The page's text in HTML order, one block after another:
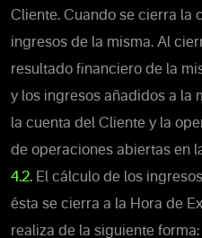
Cliente. Cuando se cierra la
ingresos de la misma. Al
resultado financiero de la
y los ingresos añadidos a la
la cuenta del Cliente y la
de operaciones abiertas en
4.2. El cálculo de los
ésta se cierra a la Hora de
realiza de la siguiente